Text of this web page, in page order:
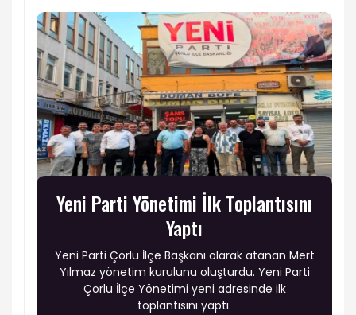
Yeni Parti Yönetimi İlk Toplantısını
Yaptı
Yeni Parti Çorlu İlçe Başkanı olarak atanan Mert
Yılmaz yönetim kurulunu oluşturdu. Yeni Parti
Çorlu İlçe Yönetimi yeni adresinde ilk
toplantısını yaptı.